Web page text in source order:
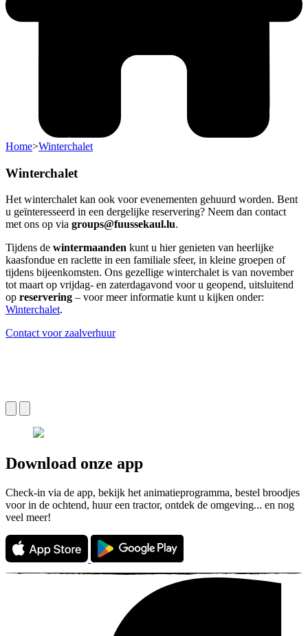
Home>Winterchalet
Winterchalet
Het winterchalet kan ook voor evenementen gehuurd worden. Bent
u geïnteresseerd in een dergelijke reservering? Neem dan contact
met ons op via groups@fuussekaul.lu.
Tijdens de wintermaanden kunt u hier genieten van heerlijke
kaasfondue en raclette in een familiale sfeer, in kleine groepen of
tijdens bijeenkomsten. Ons gezellige winterchalet is van november
tot maart op vrijdag- en zaterdagavond voor u geopend, uitsluitend
op reservering – voor meer informatie kunt u kijken onder:
Winterchalet.
Contact voor zaalverhuur
Download onze app
Check-in via de app, bekijk het animatieprogramma, bestel broodjes
voor in de ochtend, huur een tractor, ontdek de omgeving... en nog
veel meer!